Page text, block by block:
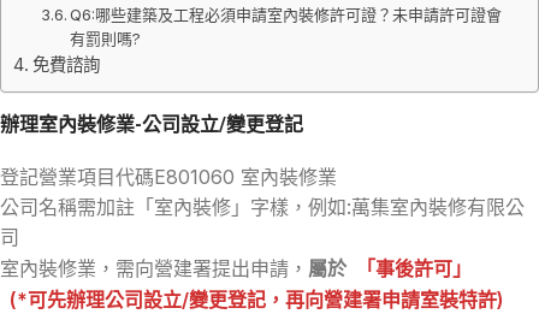
Q6:哪些建築及工程必須申請室內裝修許可證？未申請許可證會
有罰則嗎?
免費諮詢
辦理室內裝修業-公司設立/變更登記
登記營業項目代碼E801060 室內裝修業
公司名稱需加註「室內裝修」字樣，例如:萬集室內裝修有限公
司
室內裝修業，需向營建署提出申請， 屬於
「事後許可」
(*可先辦理公司設立/變更登記，再向營建署申請室裝特許)